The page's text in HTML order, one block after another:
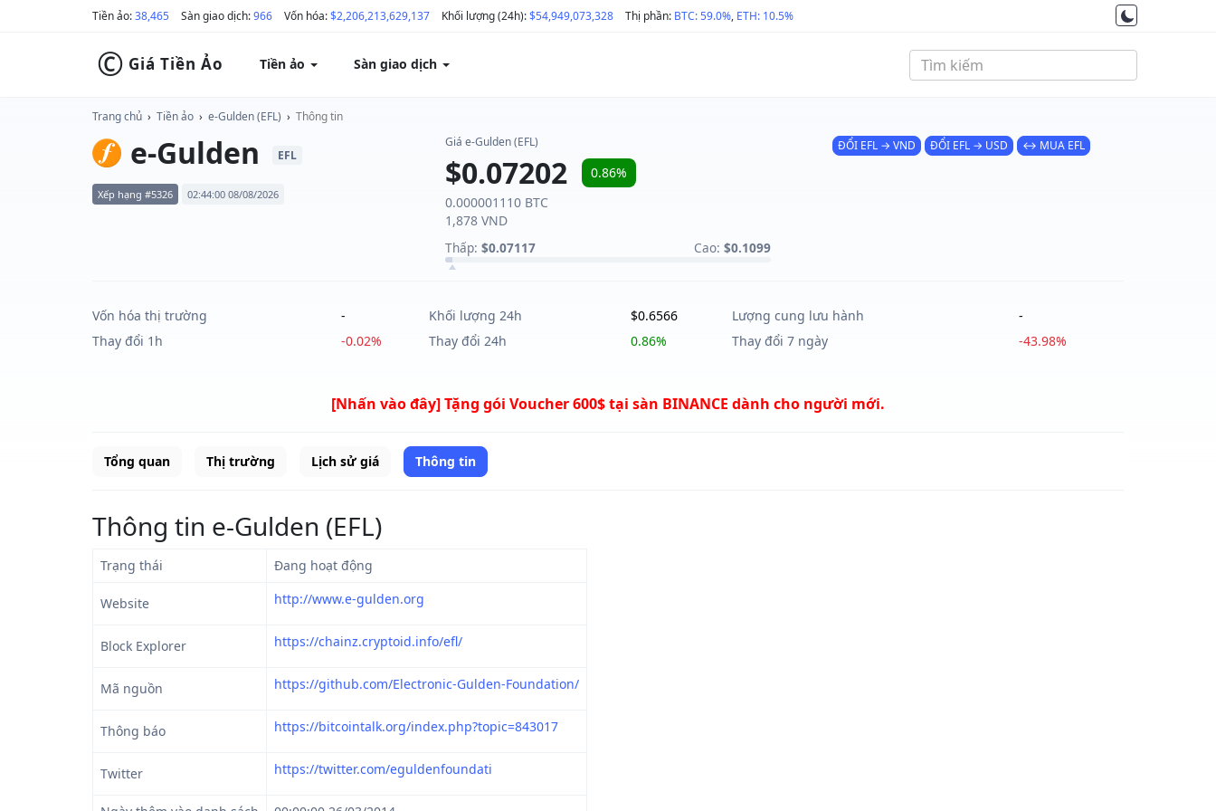
Tiền ảo:38,465 Sàn giao dịch:966 Vốn hóa:$2,206,213,629,137 Khối lượng (24h):$54,949,073,328 Thị phần: BTC: 59.0%, ETH: 10.5%
© Giá Tiền Ảo Tiền ảo Sàn giao dịch
Trang chủ › Tiền ảo › e-Gulden (EFL) › Thông tin
e-Gulden EFL
Xếp hạng #5326 02:44:00 08/08/2026
Giá e-Gulden (EFL)
$0.07202
0.86%
0.000001110 BTC
1,878 VND
Thấp: $0.07117 Cao: $0.1099
ĐỔI EFL → VND ĐỔI EFL → USD ↔ MUA EFL
Vốn hóa thị trường - Khối lượng 24h $0.6566 Lượng cung lưu hành
-
Thay đổi 1h
-0.02% Thay đổi 24h 0.86% Thay đổi 7 ngày -43.98%
[Nhấn vào đây] Tặng gói Voucher 600$ tại sàn BINANCE dành cho người mới.
Tổng quan Thị trường Lịch sử giá Thông tin
Thông tin e-Gulden (EFL)
Trạng thái Đang hoạt động
Website http://www.e-gulden.org
Block Explorer https://chainz.cryptoid.info/efl/
Mã nguồn https://github.com/Electronic-Gulden-Foundation/
Thông báo https://bitcointalk.org/index.php?topic=843017
Twitter https://twitter.com/eguldenfoundati